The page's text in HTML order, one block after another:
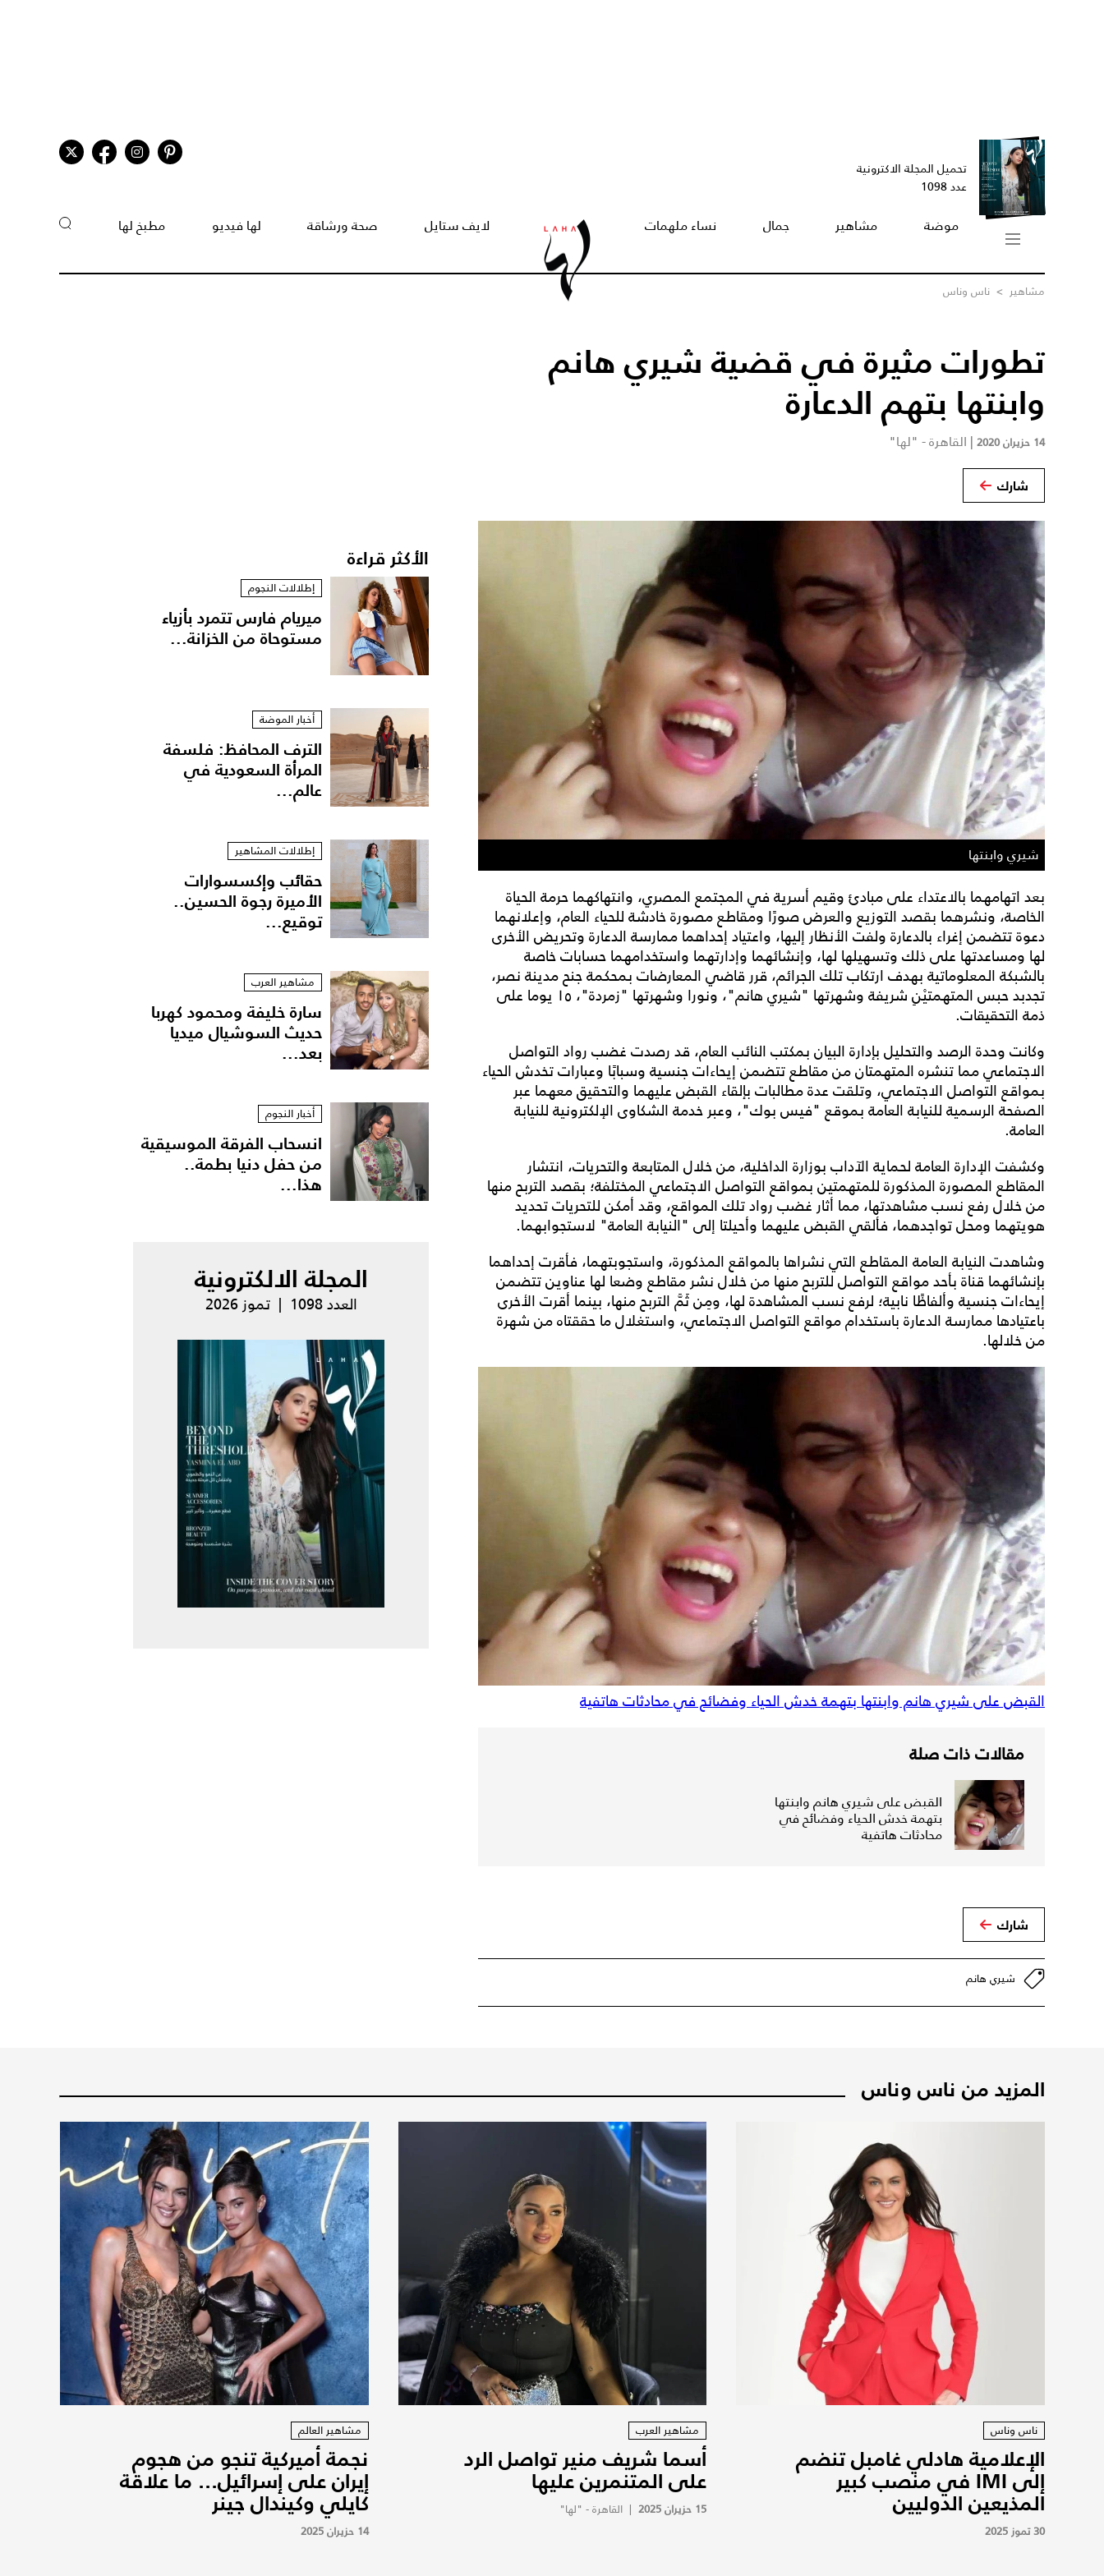
تحميل المجلة الاكترونية
عدد 1098
موضة مشاهير جمال نساء ملهمات لايف ستايل صحة ورشاقة لها فيديو مطبخ لها
مشاهير > ناس وناس
تطورات مثيرة في قضية شيري هانم
وابنتها بتهم الدعارة
14 حزيران 2020 | القاهرة - "لها"
شارك
شيري وابنتها
بعد اتهامهما بالاعتداء على مبادئ وقيم أسرية في المجتمع المصري، وانتهاكهما حرمة الحياة
الخاصة، ونشرهما بقصد التوزيع والعرض صورًا ومقاطع مصورة خادشة للحياء العام، وإعلانهما
دعوة تتضمن إغراء بالدعارة ولفت الأنظار إليها، واعتياد إحداهما ممارسة الدعارة وتحريض الأخرى
لها ومساعدتها على ذلك وتسهيلها لها، وإنشائهما وإدارتهما واستخدامهما حسابات خاصة
بالشبكة المعلوماتية بهدف ارتكاب تلك الجرائم، قرر قاضي المعارضات بمحكمة جنح مدينة نصر،
تجدبد حبس المتهمتيْنِ شريفة وشهرتها "شيري هانم"، ونورا وشهرتها "زمردة"، ١٥ يوما على
ذمة التحقيقات.
وكانت وحدة الرصد والتحليل بإدارة البيان بمكتب النائب العام، قد رصدت غضب رواد التواصل
الاجتماعي مما تنشره المتهمتان من مقاطع تتضمن إيحاءات جنسية وسبابًا وعبارات تخدش الحياء
بمواقع التواصل الاجتماعي، وتلقت عدة مطالبات بإلقاء القبض عليهما والتحقيق معهما عبر
الصفحة الرسمية للنيابة العامة بموقع "فيس بوك"، وعبر خدمة الشكاوى الإلكترونية للنيابة
العامة.
وكشفت الإدارة العامة لحماية الآداب بوزارة الداخلية، من خلال المتابعة والتحريات، انتشار
المقاطع المصورة المذكورة للمتهمتين بمواقع التواصل الاجتماعي المختلفة؛ بقصد التربح منها
من خلال رفع نسب مشاهدتها، مما أثار غضب رواد تلك المواقع، وقد أمكن للتحريات تحديد
هويتهما ومحل تواجدهما، فألقي القبض عليهما وأحيلتا إلى "النيابة العامة" لاستجوابهما.
وشاهدت النيابة العامة المقاطع التي نشراها بالمواقع المذكورة، واستجوبتهما، فأقرت إحداهما
بإنشائهما قناة بأحد مواقع التواصل للتربح منها من خلال نشر مقاطع وضعا لها عناوين تتضمن
إيحاءات جنسية وألفاظًا نابية؛ لرفع نسب المشاهدة لها، ومِن ثَمَّ التربح منها، بينما أقرت الأخرى
باعتيادها ممارسة الدعارة باستخدام مواقع التواصل الاجتماعي، واستغلال ما حققتاه من شهرة
من خلالها.
القبض على شيري هانم وابنتها بتهمة خدش الحياء وفضائح في محادثات هاتفية
مقالات ذات صلة
القبض على شيري هانم وابنتها
بتهمة خدش الحياء وفضائح في
محادثات هاتفية
شارك
شيري هانم
الأكثر قراءة
إطلالات النجوم
ميريام فارس تتمرد بأزياء
مستوحاة من الخزانة...
أخبار الموضة
الترف المحافظ: فلسفة
المرأة السعودية في
عالم...
إطلالات المشاهير
حقائب وإكسسوارات
الأميرة رجوة الحسين..
توقيع...
مشاهير العرب
سارة خليفة ومحمود كهربا
حديث السوشيال ميديا
بعد...
أخبار النجوم
انسحاب الفرقة الموسيقية
من حفل دنيا بطمة..
هذا...
المجلة الالكترونية
العدد 1098 | تموز 2026
المزيد من ناس وناس
ناس وناس
الإعلامية هادلي غامبل تنضم
إلى IMI في منصب كبير
المذيعين الدوليين
30 تموز 2025
مشاهير العرب
أسما شريف منير تواصل الرد
على المتنمرين عليها
15 حزيران 2025 | القاهرة - "لها"
مشاهير العالم
نجمة أميركية تنجو من هجوم
إيران على إسرائيل... ما علاقة
كايلي وكيندال جينر
14 حزيران 2025